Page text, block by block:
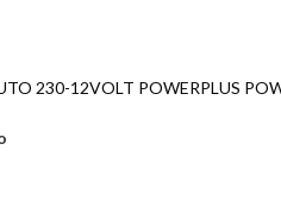
230-12VOLT POWERPLUS